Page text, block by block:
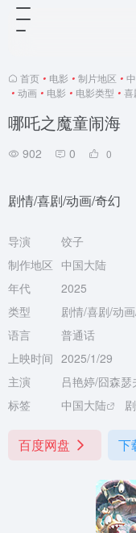
首页 • 电影 • 制片地区 •
• 动画 • 电影 • 电影类型 • 喜
哪吒之魔童闹海
902 0 0
剧情/喜剧/动画/奇幻
导演
饺子
制作地区 中国大陆
年代
2025
类型
剧情/喜剧/动
语言
普通话
上映时间 2025/1/29
主演
吕艳婷/囧森
标签
中国大陆
百度网盘 下